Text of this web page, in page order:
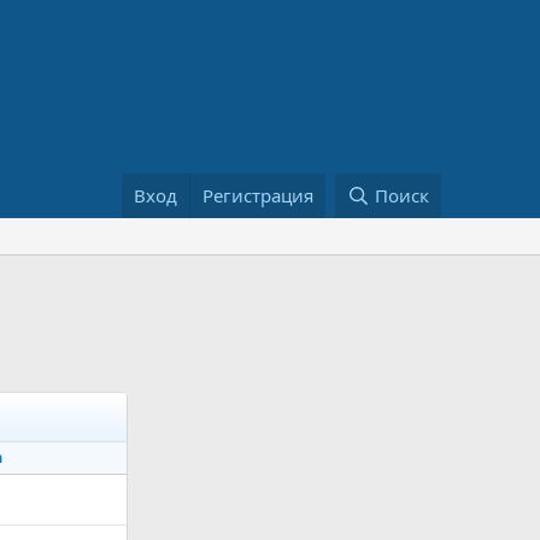
Вход Регистрация Поиск